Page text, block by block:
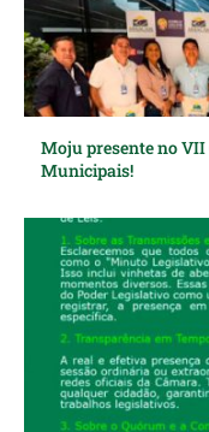
Moju presente no VII
Municipais!